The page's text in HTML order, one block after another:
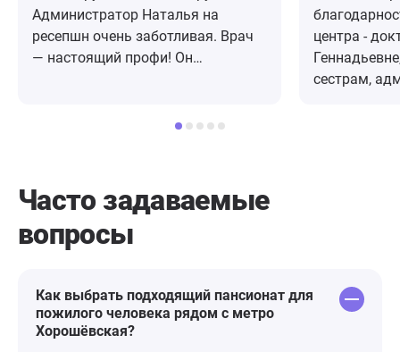
Администратор Наталья на
ресепшн очень заботливая. Врач
— настоящий профи! Он
ответил на все вопросы. После
Уже дома у меня возникли
вопросы по приему. Звонила в
клинику с вопросом, мне в тот же
день перезвонил доктор и все
не встречала. 10 из 10!
центра - доктору Ольге
сестрам,
работу. Летом бывает приятно
погулять
Часто задаваемые
вопросы
Как выбрать подходящий пансионат для
пожилого человека рядом с метро
Хорошёвская?